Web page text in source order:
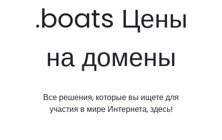
.boats Цены
на домены
Все решения, которые вы ищете для
участия в мире Интернета, здесь!